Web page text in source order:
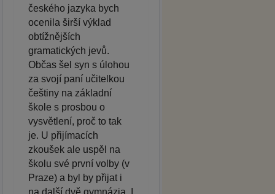
českého jazyka bych
ocenila širší výklad
obtížnějších
gramatických jevů.
Občas šel syn s úlohou
za svojí paní učitelkou
češtiny na základní
škole s prosbou o
vysvětlení, proč to tak
je. U přijímacích
zkoušek ale uspěl na
školu své první volby (v
Praze) a byl by přijat i
na další dvě gymnázia. I